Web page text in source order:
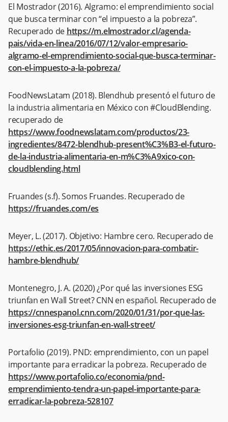
El Mostrador (2016). Algramo: el emprendimiento social
que busca terminar con “el impuesto a la pobreza”.
Recuperado de https://m.elmostrador.cl/agenda-
pais/vida-en-linea/2016/07/12/valor-empresario-
algramo-el-emprendimiento-social-que-busca-terminar-
con-el-impuesto-a-la-pobreza/
FoodNewsLatam (2018). Blendhub presentó el futuro de
la industria alimentaria en México con #CloudBlending.
recuperado de
https://www.foodnewslatam.com/productos/23-
ingredientes/8472-blendhub-present%C3%B3-el-futuro-
de-la-industria-alimentaria-en-m%C3%A9xico-con-
cloudblending.html
Fruandes (s.f). Somos Fruandes. Recuperado de
https://fruandes.com/es
Meyer, L. (2017). Objetivo: Hambre cero. Recuperado de
https://ethic.es/2017/05/innovacion-para-combatir-
hambre-blendhub/
Montenegro, J. A. (2020) ¿Por qué las inversiones ESG
triunfan en Wall Street? CNN en español. Recuperado de
https://cnnespanol.cnn.com/2020/01/31/por-que-las-
inversiones-esg-triunfan-en-wall-street/
Portafolio (2019). PND: emprendimiento, con un papel
importante para erradicar la pobreza. Recuperado de
https://www.portafolio.co/economia/pnd-
emprendimiento-tendra-un-papel-importante-para-
erradicar-la-pobreza-528107